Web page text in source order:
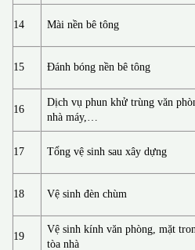
14 Mài nền bê tông
15 Đánh bóng nền bê tông
16
Dịch vụ phun khử trùng văn
nhà máy,…
17 Tổng vệ sinh sau xây dựng
18 Vệ sinh đèn chùm
19
Vệ sinh kính văn phòng, mặt
tòa nhà